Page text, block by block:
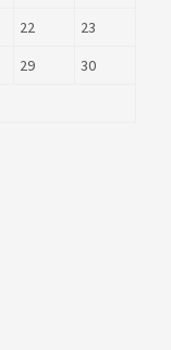
22
23
29
30